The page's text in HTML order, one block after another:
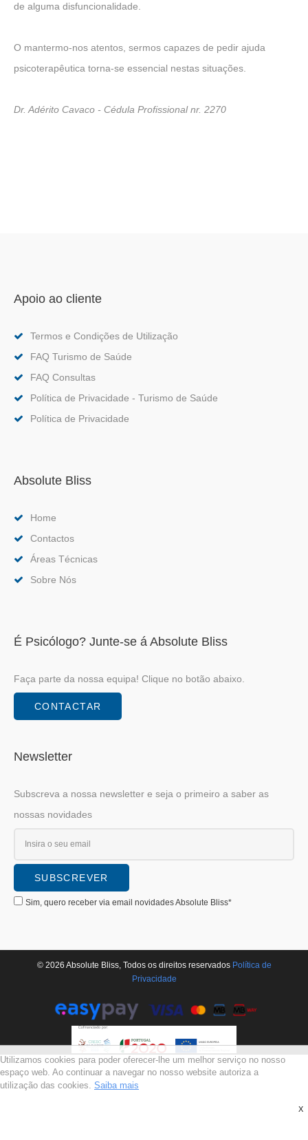
de alguma disfuncionalidade.
O mantermo-nos atentos, sermos capazes de pedir ajuda
psicoterapêutica torna-se essencial nestas situações.
Dr. Adérito Cavaco - Cédula Profissional nr. 2270
Apoio ao cliente
Termos e Condições de Utilização
FAQ Turismo de Saúde
FAQ Consultas
Política de Privacidade - Turismo de Saúde
Política de Privacidade
Absolute Bliss
Home
Contactos
Áreas Técnicas
Sobre Nós
É Psicólogo? Junte-se á Absolute Bliss
Faça parte da nossa equipa! Clique no botão abaixo.
CONTACTAR
Newsletter
Subscreva a nossa newsletter e seja o primeiro a saber as
nossas novidades
Sim, quero receber via email novidades Absolute Bliss*
© 2026 Absolute Bliss, Todos os direitos reservados Polí­tica de
Privacidade
Utilizamos cookies para poder oferecer-lhe um melhor serviço no nosso
espaço web. Ao continuar a navegar no nosso website autoriza a
utilização das cookies. Saiba mais
X